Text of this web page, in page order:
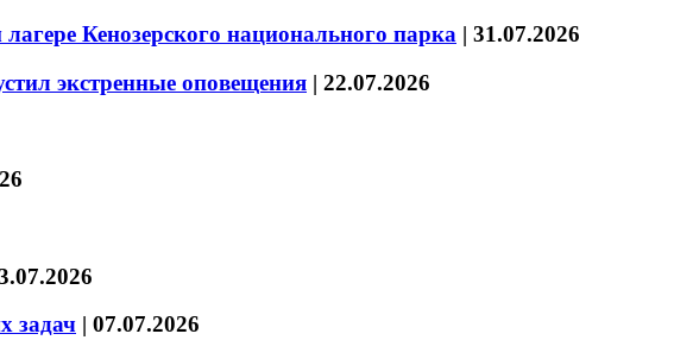
Кенозерского национального парка | 31.07.2026
экстренные оповещения | 22.07.2026
задач | 07.07.2026